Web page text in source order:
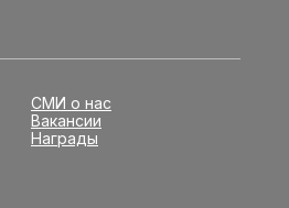
СМИ о нас
Вакансии
Награды